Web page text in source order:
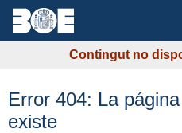
Contingut no
Error 404: La
existe